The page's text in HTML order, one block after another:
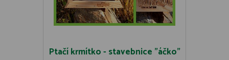
Ptačí krmítko - stavebnice "áčko"